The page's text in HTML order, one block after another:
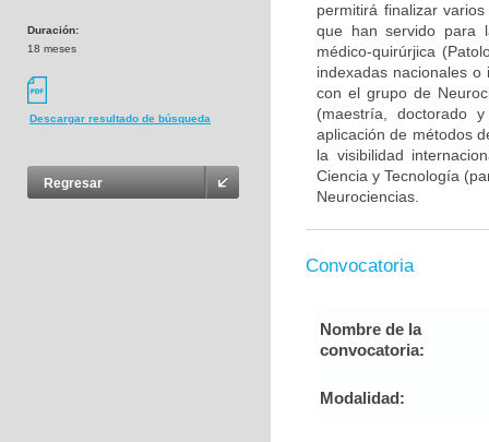
Duración:
18 meses
Descargar resultado de búsqueda
Regresar
permitirá finalizar
que han servido para
médico-quirúrjica
indexadas nacionales
con el grupo de
(maestría, doctorado
aplicación de métodos
la visibilidad
Ciencia y Tecnología
Neurociencias.
Convocatoria
Nombre de la
convocatoria:
Modalidad: